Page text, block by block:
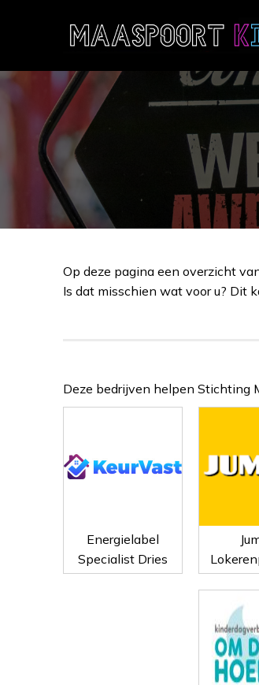
inhoud
Op deze pagina een overzicht
Is dat misschien wat voor u? Dit
Deze bedrijven helpen Stichting
Energielabel
Specialist Dries